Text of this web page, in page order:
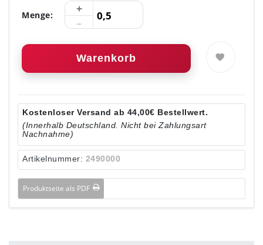
Menge:
Warenkorb
Kostenloser Versand ab 44,00€ Bestellwert.
(Innerhalb Deutschland. Nicht bei Zahlungsart
Nachnahme)
Artikelnummer: 2490000
Produktseite als PDF